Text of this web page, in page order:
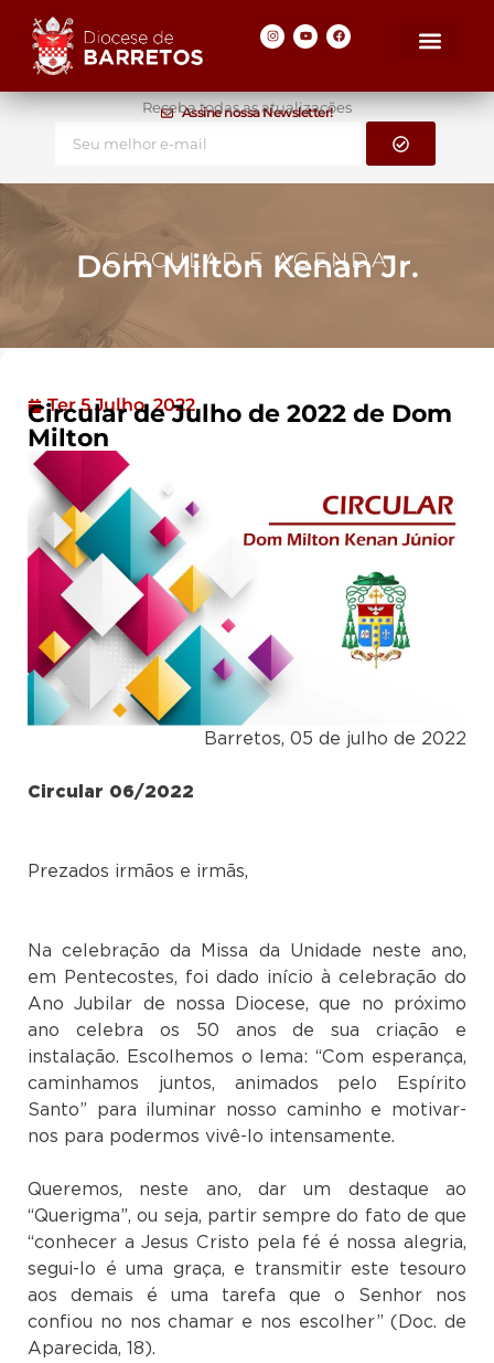
Assine nossa Newsletter!
Receba todas as atualizações
CIRCULAR E AGENDA
Dom Milton Kenan Jr.
Ter 5 Julho, 2022
Circular de Julho de 2022 de Dom
Milton
Barretos, 05 de julho de 2022
Circular 06/2022
Prezados irmãos e irmãs,
Na celebração da Missa da Unidade neste ano,
em Pentecostes, foi dado início à celebração do
Ano Jubilar de nossa Diocese, que no próximo
ano celebra os 50 anos de sua criação e
instalação. Escolhemos o lema: “Com esperança,
caminhamos juntos, animados pelo Espírito
Santo” para iluminar nosso caminho e motivar-
nos para podermos vivê-lo intensamente.
Queremos, neste ano, dar um destaque ao
“Querigma”, ou seja, partir sempre do fato de que
“conhecer a Jesus Cristo pela fé é nossa alegria,
segui-lo é uma graça, e transmitir este tesouro
aos demais é uma tarefa que o Senhor nos
confiou no nos chamar e nos escolher” (Doc. de
Aparecida, 18).